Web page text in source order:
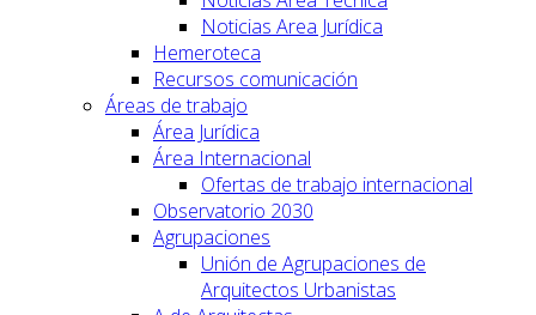
Noticias Area Jurídica
Hemeroteca
Recursos comunicación
Áreas de trabajo
Área Jurídica
Área Internacional
Ofertas de trabajo internacional
Observatorio 2030
Agrupaciones
Unión de Agrupaciones de
Arquitectos Urbanistas